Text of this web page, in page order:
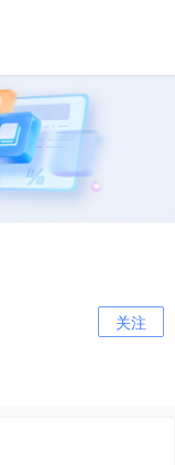
关注